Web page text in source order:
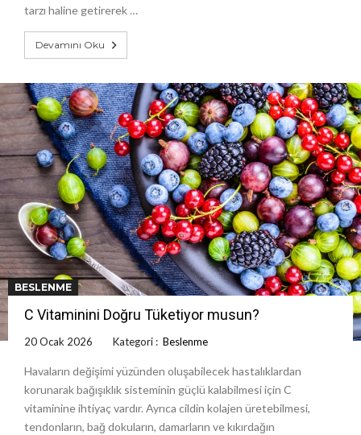
tarzı haline getirerek …
Devamını Oku
BESLENME
C Vitaminini Doğru Tüketiyor musun?
20 Ocak 2026 Kategori : Beslenme
Havaların değişimi yüzünden oluşabilecek hastalıklardan
korunarak bağışıklık sisteminin güçlü kalabilmesi için C
vitaminine ihtiyaç vardır. Ayrıca cildin kolajen üretebilmesi,
tendonların, bağ dokuların, damarların ve kıkırdağın